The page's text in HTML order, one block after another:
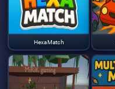
HexaMatch